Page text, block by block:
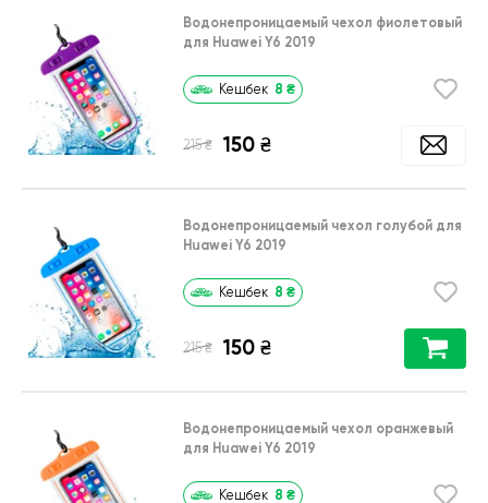
Водонепроницаемый чехол фиолетовый
для Huawei Y6 2019
Кешбек 8 ₴
215 ₴ 150 ₴
Водонепроницаемый чехол голубой для
Huawei Y6 2019
Кешбек 8 ₴
215 ₴ 150 ₴
Водонепроницаемый чехол оранжевый
для Huawei Y6 2019
Кешбек 8 ₴